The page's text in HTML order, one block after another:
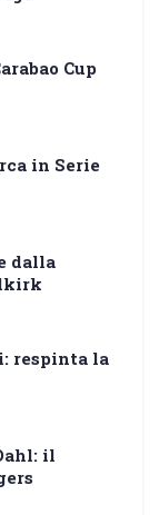
Cup
in Serie
dalla
respinta la
il